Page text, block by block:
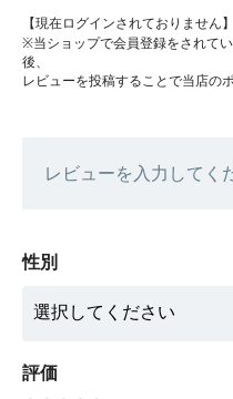
【現在ログインされておりません】
※当ショップで会員登録をされて
後、
レビューを投稿することで当店の
レビューを入力してく
性別
評価